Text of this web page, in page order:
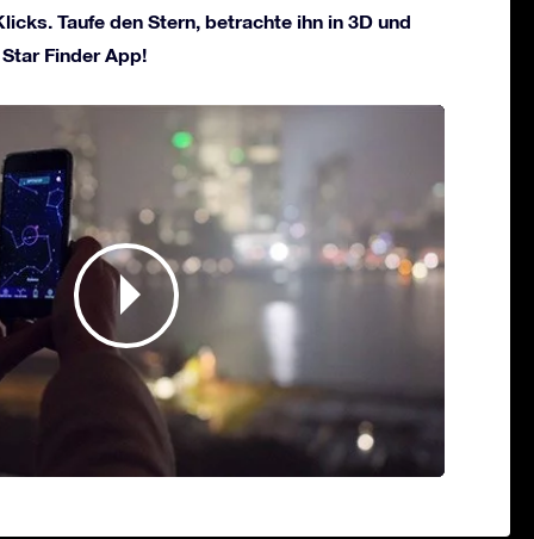
Taufe den Stern, betrachte ihn in 3D und
Finder App!